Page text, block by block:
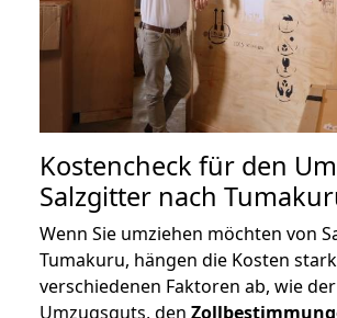
Kostencheck für den
Salzgitter nach
Wenn Sie umziehen möchten von
Tumakuru, hängen die Kosten
verschiedenen Faktoren ab, wie
Umzugsguts, den